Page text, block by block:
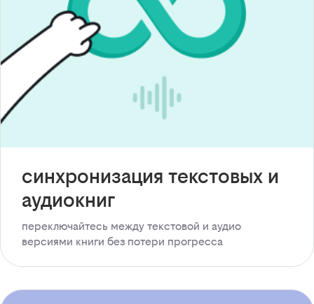
синхронизация текстовых и
аудиокниг
переключайтесь между текстовой и аудио
версиями книги без потери прогресса